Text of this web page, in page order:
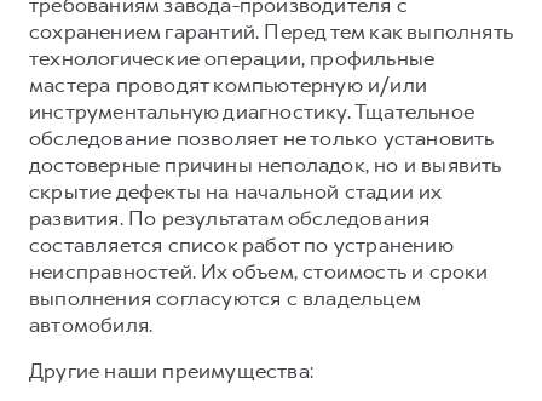
сохранением гарантий. Перед тем как выполнять
технологические операции, профильные
мастера проводят компьютерную и/или
инструментальную диагностику. Тщательное
обследование позволяет не только установить
достоверные причины неполадок, но и выявить
скрытие дефекты на начальной стадии их
развития. По результатам обследования
составляется список работ по устранению
неисправностей. Их объем, стоимость и сроки
выполнения согласуются с владельцем
автомобиля.
Другие наши преимущества: